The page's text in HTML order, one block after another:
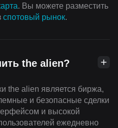
. Вы можете разместить
cпотовый рынок.
the alien?
the alien является биржа,
и безопасные сделки
и высокой
ежедневно